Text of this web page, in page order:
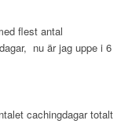
flest antal
nu är jag uppe i 6
cachingdagar totalt